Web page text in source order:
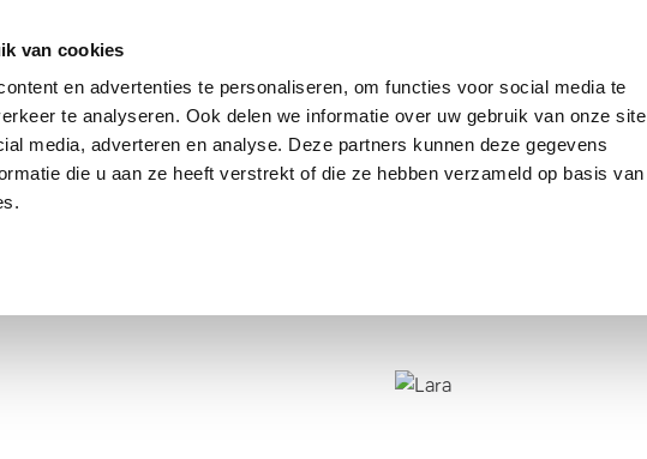
van cookies
en advertenties te personaliseren, om functies voor social media te
te analyseren. Ook delen we informatie over uw gebruik van onze site
media, adverteren en analyse. Deze partners kunnen deze gegevens
die u aan ze heeft verstrekt of die ze hebben verzameld op basis van
Hoe werkt het?